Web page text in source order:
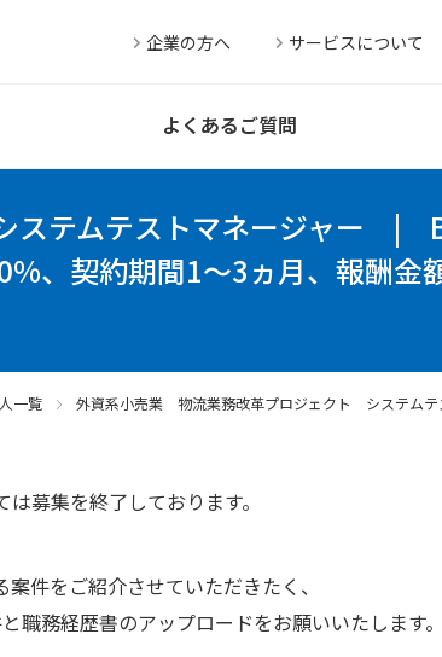
よくあるご質問
企業の方へ サービスについて
テムテストマネージャー |
、契約期間1～3ヵ月、報酬金
一覧 外資系小売業 物流業務改革プロジェクト システムテ
募集を終了しております。
案件を ご紹介させていただきたく、
職務経歴書のアップロードをお願いいたします。